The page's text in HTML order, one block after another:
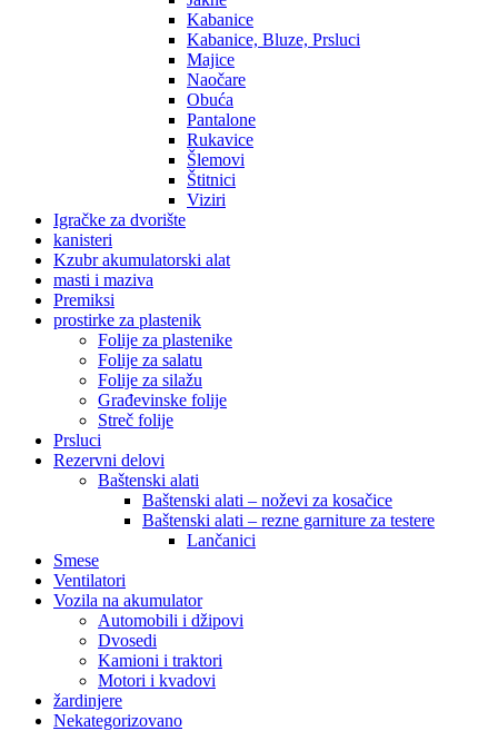
Kabanice
Kabanice, Bluze, Prsluci
Majice
Naočare
Obuća
Pantalone
Rukavice
Šlemovi
Štitnici
Viziri
Igračke za dvorište
kanisteri
Kzubr akumulatorski alat
masti i maziva
Premiksi
prostirke za plastenik
Folije za plastenike
Folije za salatu
Folije za silažu
Građevinske folije
Streč folije
Prsluci
Rezervni delovi
Baštenski alati
Baštenski alati – noževi za kosačice
Baštenski alati – rezne garniture za testere
Lančanici
Smese
Ventilatori
Vozila na akumulator
Automobili i džipovi
Dvosedi
Kamioni i traktori
Motori i kvadovi
žardinjere
Nekategorizovano